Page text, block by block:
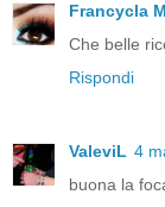
Francycla
Che belle
Rispondi
ValeviL 4
buona la